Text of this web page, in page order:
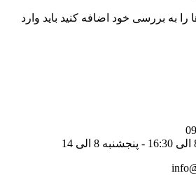
را به بررسی خود اضافه کنید باید وارد